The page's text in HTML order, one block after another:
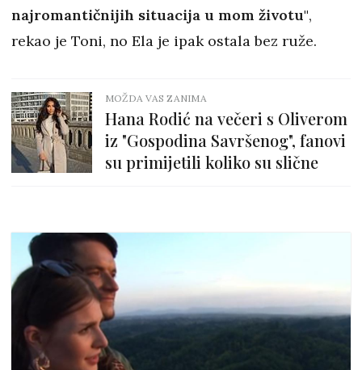
najromantičnijih situacija u mom životu",
rekao je Toni, no Ela je ipak ostala bez ruže.
MOŽDA VAS ZANIMA
Hana Rodić na večeri s Oliverom
iz "Gospodina Savršenog", fanovi
su primijetili koliko su slične